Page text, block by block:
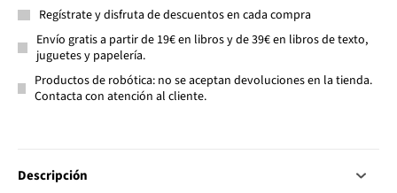
Regístrate y disfruta de descuentos en cada compra
Envío gratis a partir de 19€ en libros y de 39€ en libros de texto,
juguetes y papelería.
Productos de robótica: no se aceptan devoluciones en la tienda.
Contacta con atención al cliente.
Descripción